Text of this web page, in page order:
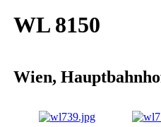
WL 8150
Wien,